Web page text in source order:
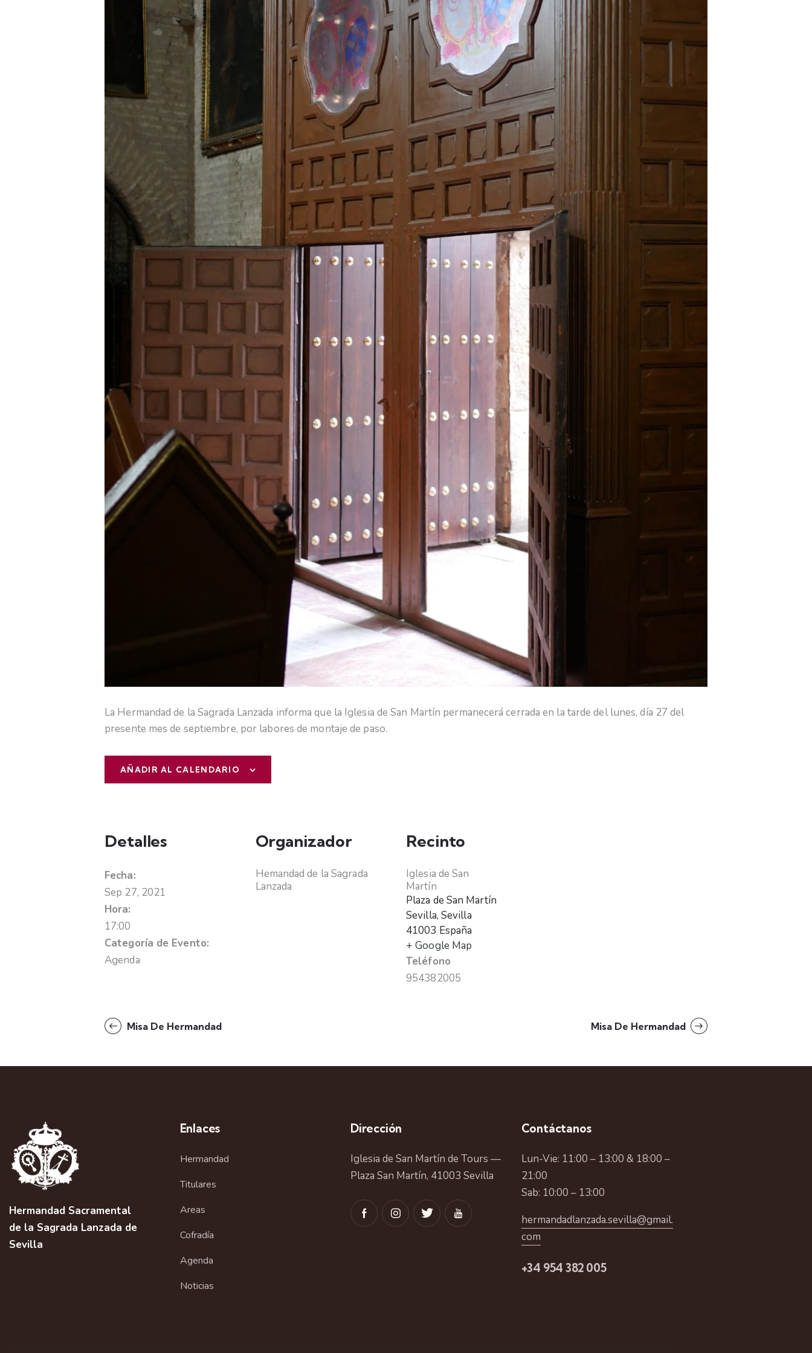
La Hermandad de la Sagrada Lanzada informa que la Iglesia de San Martín permanecerá cerrada en la tarde del lunes, día 27 del
presente mes de septiembre, por labores de montaje de paso.
AÑADIR AL CALENDARIO
Detalles
Fecha:
Sep 27, 2021
Hora:
17:00
Categoría de Evento:
Agenda
Organizador
Hemandad de la Sagrada
Lanzada
Recinto
Iglesia de San
Martín
Plaza de San Martín
Sevilla, Sevilla
41003 España
+ Google Map
Teléfono
954382005
Misa De Hermandad Misa De Hermandad
Hermandad Sacramental
de la Sagrada Lanzada de
Sevilla
Enlaces
Hermandad
Titulares
Areas
Cofradía
Agenda
Noticias
Dirección
Iglesia de San Martín de Tours —
Plaza San Martín, 41003 Sevilla
Contáctanos
Lun-Vie: 11:00 – 13:00 & 18:00 –
21:00
Sab: 10:00 – 13:00
hermandadlanzada.sevilla@gmail.
com
+34 954 382 005